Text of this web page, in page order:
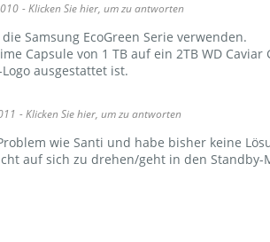
- Klicken Sie hier, um zu antworten
Samsung EcoGreen Serie verwenden.
Capsule von 1 TB auf ein 2TB WD
ausgestattet ist.
- Klicken Sie hier, um zu antworten
wie Santi und habe bisher keine
auf sich zu drehen/geht in den Standby-